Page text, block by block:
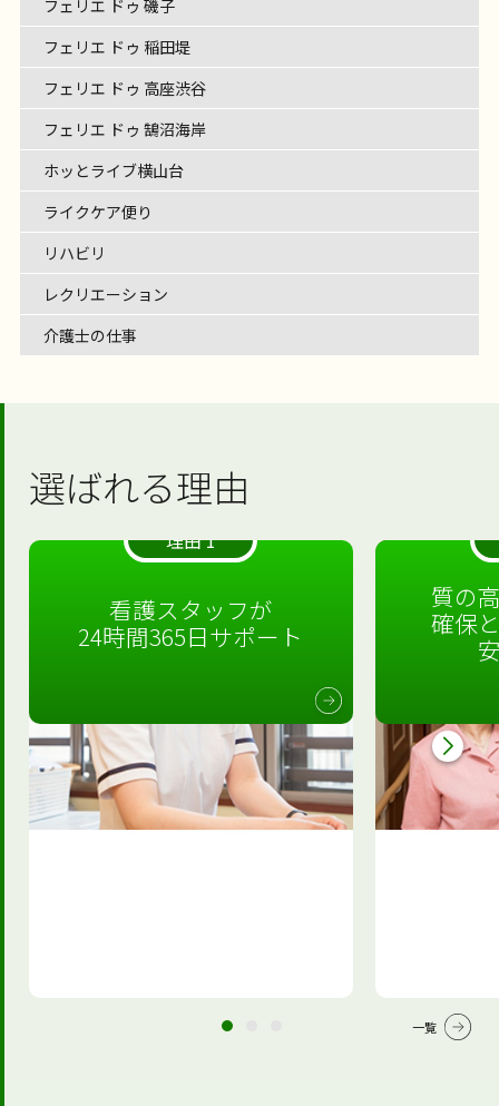
フェリエ ドゥ 磯子
フェリエ ドゥ 稲田堤
フェリエ ドゥ 高座渋谷
フェリエ ドゥ 鵠沼海岸
ホッとライブ横山台
ライクケア便り
リハビリ
レクリエーション
介護士の仕事
選ばれる理由
理由 1
看護スタッフが
24時間365日サポート
質の
確保
一覧